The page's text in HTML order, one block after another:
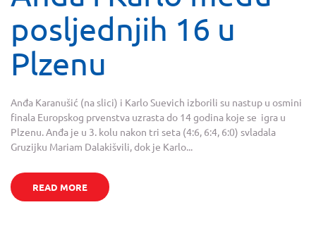
posljednjih 16 u
Plzenu
Anđa Karanušić (na slici) i Karlo Suevich izborili su nastup u osmini
finala Europskog prvenstva uzrasta do 14 godina koje se igra u
Plzenu. Anđa je u 3. kolu nakon tri seta (4:6, 6:4, 6:0) svladala
Gruzijku Mariam Dalakišvili, dok je Karlo...
READ MORE